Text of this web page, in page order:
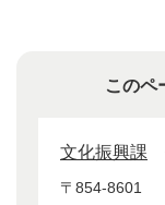
このペ
文化振興課
〒854-8601